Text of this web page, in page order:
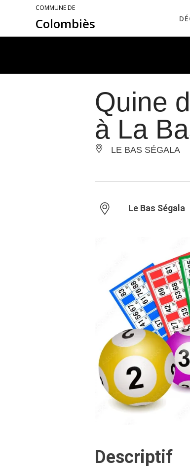
COMMUNE DE
Colombiès
Quine
à La
LE BAS SÉGALA
Le Bas Ségala
Descriptif